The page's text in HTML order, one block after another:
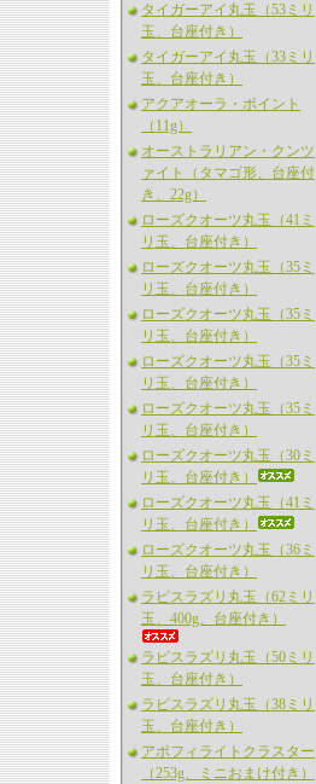
タイガーアイ丸玉（53ミリ
玉、台座付き）
タイガーアイ丸玉（33ミリ
玉、台座付き）
アクアオーラ・ポイント
（11g）
オーストラリアン・クンツ
ァイト（タマゴ形、台座付
き、22g）
ローズクオーツ丸玉（41ミ
リ玉、台座付き）
ローズクオーツ丸玉（35ミ
リ玉、台座付き）
ローズクオーツ丸玉（35ミ
リ玉、台座付き）
ローズクオーツ丸玉（35ミ
リ玉、台座付き）
ローズクオーツ丸玉（35ミ
リ玉、台座付き）
ローズクオーツ丸玉（30ミ
リ玉、台座付き）
ローズクオーツ丸玉（41ミ
リ玉、台座付き）
ローズクオーツ丸玉（36ミ
リ玉、台座付き）
ラピスラズリ丸玉（62ミリ
玉、400g、台座付き）
ラピスラズリ丸玉（50ミリ
玉、台座付き）
ラピスラズリ丸玉（38ミリ
玉、台座付き）
アポフィライトクラスター
（253g、ミニおまけ付き）